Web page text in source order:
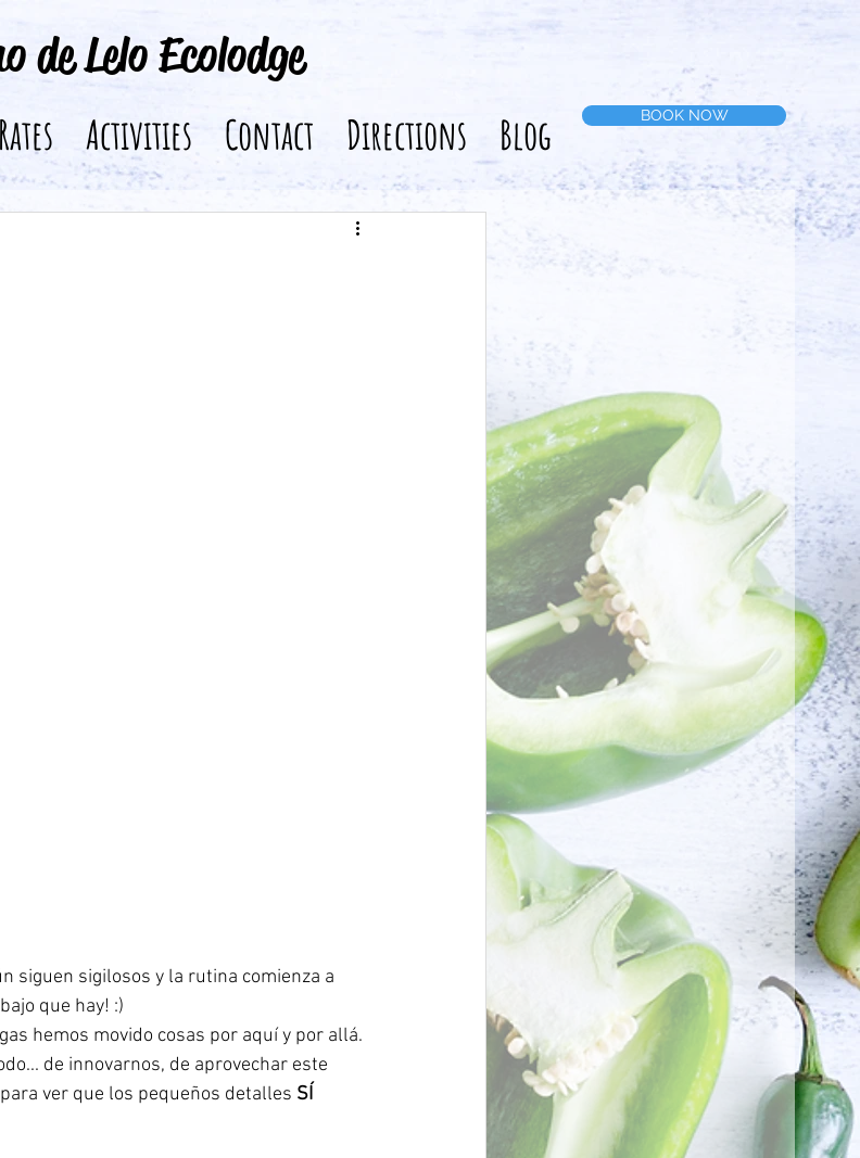
de Lelo Ecolodge
Activities Contact Directions Blog BOOK NOW
siguen sigilosos y la rutina comienza a
que hay! :)
hemos movido cosas por aquí y por allá.
de innovarnos, de aprovechar este
ver que los pequeños detalles SÍ